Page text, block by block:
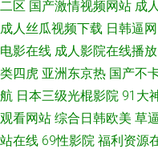
影库 av黄色片网址大全 欧美黑
国产日韩亚洲另类 四虎综合色
线观看 黑丝美女91在线观看
二区 国产激情视频网站 成
成人丝瓜视频下载 日韩逼网
电影在线 成人影院在线播放
类四虎 亚洲东京热 国产不
航 日本三级光棍影院 91大
观看网站 综合日韩欧美 草
站在线 69性影院 福利资源